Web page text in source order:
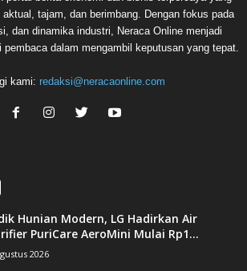
tajam, dan berimbang. Dengan fokus pada
dan dinamika industri, Neraca Online menjadi
dalam mengambil keputusan yang tepat.
kami: redaksi@neracaonline.com
Hunian Modern, LG Hadirkan Air
PuriCare AeroMini Mulai Rp1...
2026